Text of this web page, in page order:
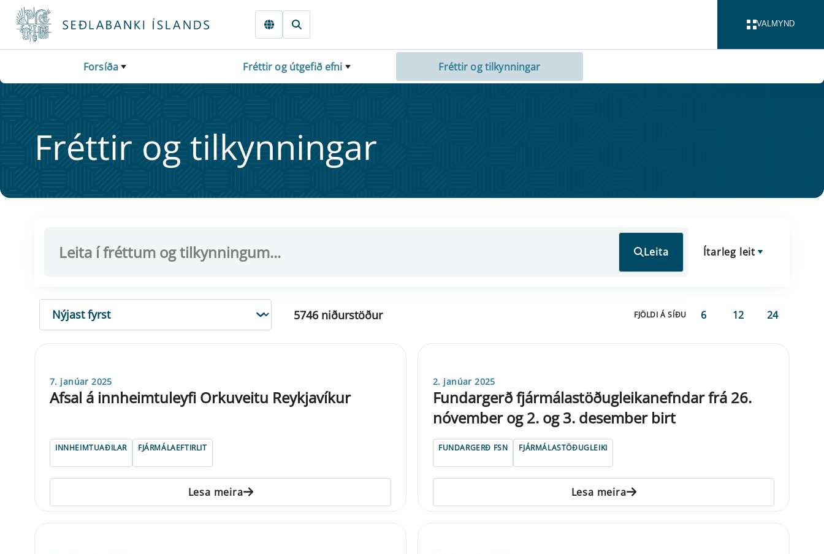
Fara beint í Meginmál
VALMYND
Forsíða Fréttir og útgefið efni Fréttir og tilkynningar
Frétt­ir og til­kynn­ing­ar
Leita Ítarleg leit
RÖÐUN
5746 niðurstöður FJÖLDI Á SÍÐU 6 12 24
7. janúar 2025
Afsal á innheimtuleyfi Orkuveitu Reykjavíkur
INNHEIMTUAÐILAR FJÁRMÁLAEFTIRLIT
Lesa meira
2. janúar 2025
Fundargerð fjármálastöðugleikanefndar frá 26.
nóvember og 2. og 3. desember birt
FUNDARGERÐ FSN FJÁRMÁLASTÖÐUGLEIKI
Lesa meira